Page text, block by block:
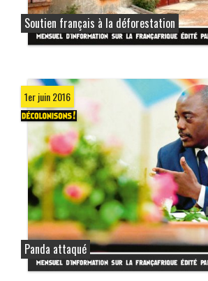
Soutien français à la déforestation
1er juin 2016
Panda attaqué